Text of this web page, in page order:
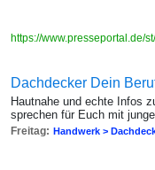
https://www.presseportal.de/
Dachdecker Dein
Hautnahe und echte Infos
sprechen für Euch mit
Freitag: Handwerk >